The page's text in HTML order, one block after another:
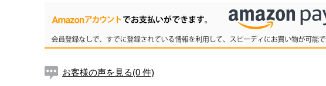
お客様の声を見る(0 件)